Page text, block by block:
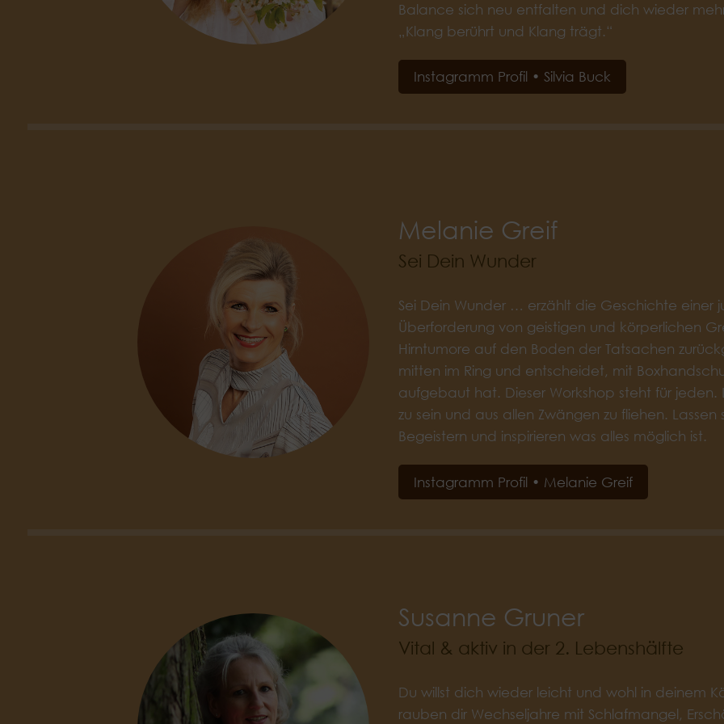
Balance sich neu entfalten und dich wieder
„Klang berührt und Klang trägt.“
Instagramm Profil • Silvia Buck
Melanie Greif
Sei Dein Wunder
Sei Dein Wunder … erzählt die Geschichte einer
Überforderung von geistigen und körperlichen
Hirntumore auf den Boden der Tatsachen
mitten im Ring und entscheidet, mit
aufgebaut hat. Dieser Workshop steht für
zu sein und aus allen Zwängen zu fliehen.
Begeistern und inspirieren was alles möglich ist.
Instagramm Profil • Melanie Greif
Susanne Gruner
Vital & aktiv in der 2. Lebenshälfte
Du willst dich wieder leicht und wohl in deinem
rauben dir Wechseljahre mit Schlafmangel,